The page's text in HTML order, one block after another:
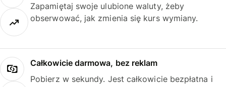
Zapamiętaj swoje ulubione waluty, żeby
obserwować, jak zmienia się kurs wymiany.
Całkowicie darmowa, bez reklam
Pobierz w sekundy. Jest całkowicie bezpłatna i